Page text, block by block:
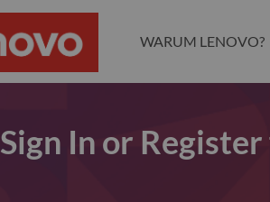
WARUM LENOVO?
Sign In or